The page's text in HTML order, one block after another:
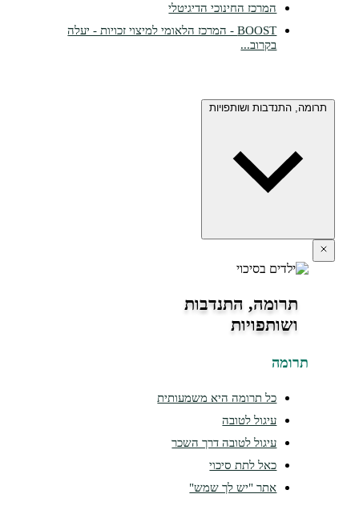
המרכז החינוכי הדיגיטלי
BOOST - המרכז הלאומי למיצוי זכויות - יעלה
התנדבות ושותפויות
תרומה, התנדבות
ושותפויות
כל תרומה היא משמעותית
עיגול לטובה
עיגול לטובה דרך השכר
כאל לתת סיכוי
אתר "יש לך שמש"